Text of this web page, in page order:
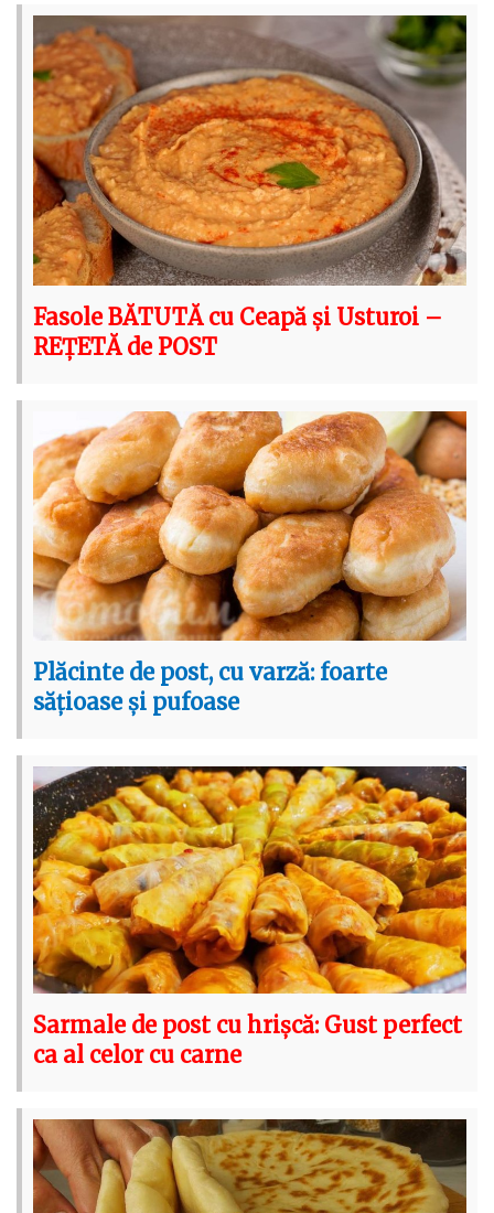
Fasole BĂTUTĂ cu Ceapă și Usturoi –
REȚETĂ de POST
Plăcinte de post, cu varză: foarte
sățioase și pufoase
Sarmale de post cu hrișcă: Gust perfect
ca al celor cu carne